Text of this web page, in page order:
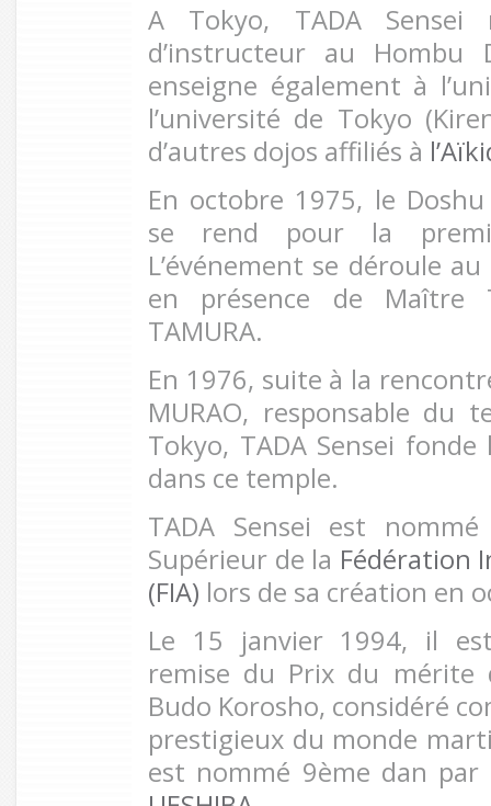
A Tokyo, TADA
d’instructeur au Hombu
enseigne également à
l’université de Tokyo
d’autres dojos affiliés à
En octobre 1975, le Doshu
se rend pour la
L’événement se déroule
en présence de Maître
TAMURA.
En 1976, suite à la
MURAO, responsable du
Tokyo, TADA Sensei
dans ce temple.
TADA Sensei est
Supérieur de la Fédération
(FIA) lors de sa création en
Le 15 janvier 1994, il
remise du Prix du mérite
Budo Korosho, considéré
prestigieux du monde
est nommé 9ème dan